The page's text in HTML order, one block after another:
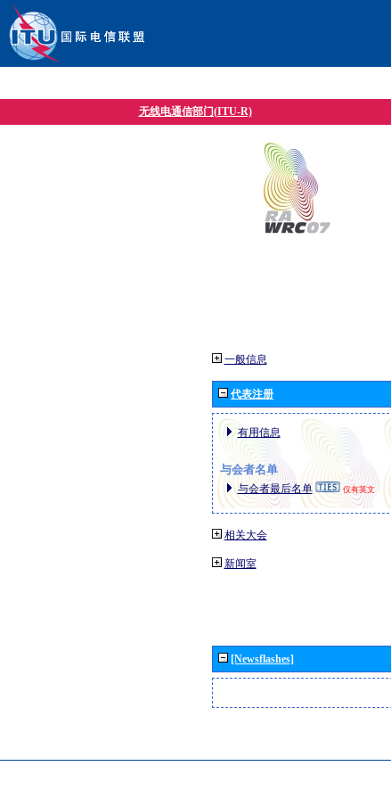
无线电通信部门(ITU-R)
一般信息
代表注册
有用信息
与会者名单
与会者最后名单 仅有英文
相关大会
新闻室
[Newsflashes]